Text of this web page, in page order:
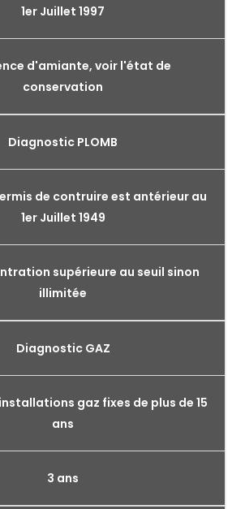
1er Juillet 1997
d'amiante, voir l'état de
conservation
Diagnostic PLOMB
de contruire est antérieur au
1er Juillet 1949
supérieure au seuil sinon
illimitée
Diagnostic GAZ
gaz fixes de plus de 15
ans
3 ans